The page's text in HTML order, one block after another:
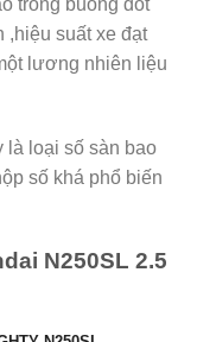
trong buồng đốt
,hiệu suất xe đạt
lương nhiên liệu
là loại số sàn bao
số khá phổ biến
N250SL 2.5